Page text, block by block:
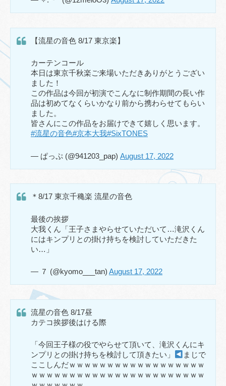
【流星の音色 8/17 東京楽】
カーテンコール
本日は東京千秋楽ご来場いただきありがとうござい
ました！
この作品は今回が初演でこんなに制作期間の長い作
品は初めてなくらいかなり前から携わらせてもらい
ました。
皆さんにこの作品をお届けできて嬉しく思います。
#流星の音色#京本大我#SixTONES
— ぱっぷ (@941203_pap) August 17, 2022
＊8/17 東京千穐楽 流星の音色
最後の挨拶
大我くん「王子さまやらせていただいて…滝沢くん
にはキンプリとの掛け持ちを検討していただきた
い…」
— ７ (@kyomo___tan) August 17, 2022
流星の音色 8/17昼
カテコ挨拶後はける際
「今回王子様の役でやらせて頂いて、滝沢くんにキ
ンプリとの掛け持ちを検討して頂きたい」
まじで
ここしんだｗｗｗｗｗｗｗｗｗｗｗｗｗｗｗｗｗｗ
ｗｗｗｗｗｗｗｗｗｗｗｗｗｗｗｗｗｗｗｗｗｗｗ